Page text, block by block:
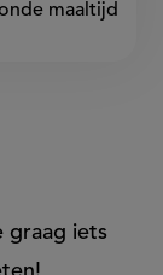
maaltijd
graag iets